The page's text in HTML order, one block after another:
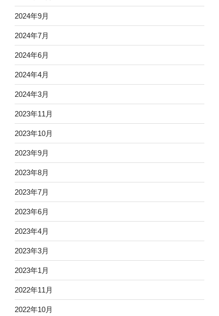
2024年9月
2024年7月
2024年6月
2024年4月
2024年3月
2023年11月
2023年10月
2023年9月
2023年8月
2023年7月
2023年6月
2023年4月
2023年3月
2023年1月
2022年11月
2022年10月